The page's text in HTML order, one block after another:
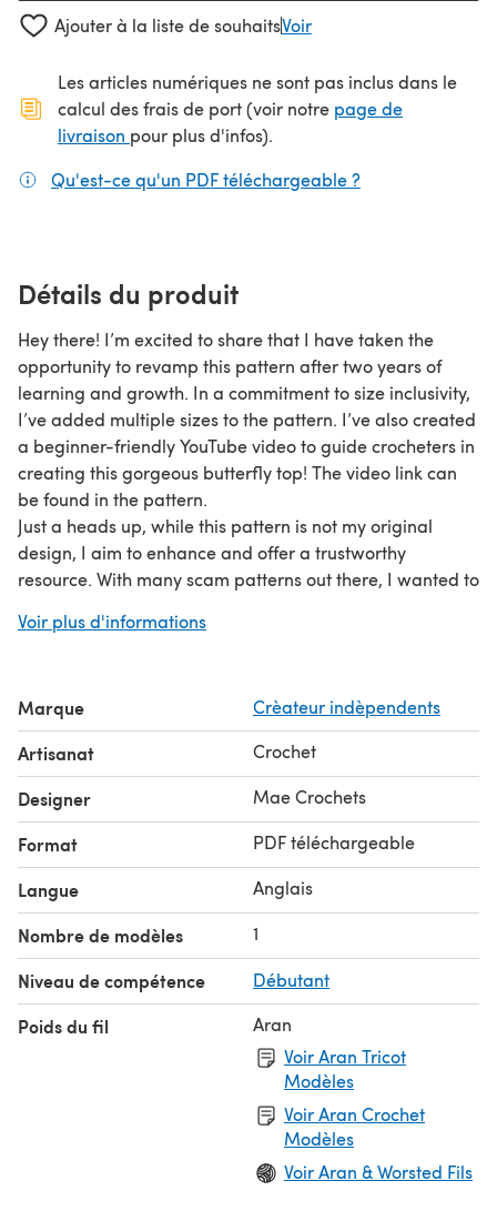
Ajouter à la liste de souhaitsVoir
Les articles numériques ne sont pas inclus dans le
calcul des frais de port (voir notre page de
livraison (s'ouvre dans un nouvel onglet)
pour plus d'infos).
Qu'est-ce qu'un PDF téléchargeable ?
Détails du produit
Hey there! I’m excited to share that I have taken the
opportunity to revamp this pattern after two years of
learning and growth. In a commitment to size inclusivity,
I’ve added multiple sizes to the pattern. I’ve also created
a beginner-friendly YouTube video to guide crocheters in
creating this gorgeous butterfly top! The video link can
be found in the pattern.
Just a heads up, while this pattern is not my original
design, I aim to enhance and offer a trustworthy
resource. With many scam patterns out there, I wanted to
perfect for beginners looking to create their first garment
intellectual property of Mae Crochets, LLC. They should
not be resold or reposted in any manner.
Voir plus d'informations
Marque Crèateur indèpendents
Artisanat Crochet
Designer Mae Crochets
Format PDF téléchargeable
Langue Anglais
Nombre de modèles 1
Niveau de compétence Débutant
Poids du fil
Aran
Voir Aran Tricot
Modèles
Voir Aran Crochet
Modèles
Voir Aran & Worsted Fils